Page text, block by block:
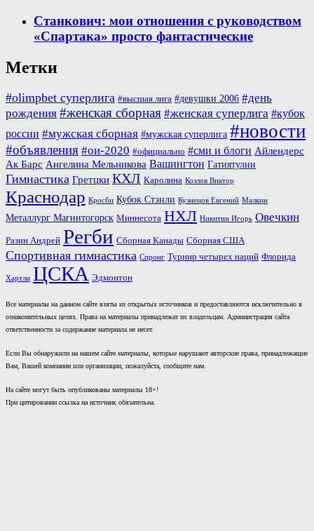
Станкович: мои отношения с руководством
«Спартака» просто фантастические
Метки
#olimpbet суперлига #высшая лига #девушки 2006 #день
рождения #женская сборная #женская суперлига #кубок
россии #мужская сборная #мужская суперлига #новости
#объявления #ои-2020 #официально #сми и блоги Айлендерс
Ак Барс Ангелина Мельникова Вашингтон Гатиятулин
Гимнастика Гретцки КХЛ Каролина Козлов Виктор
Краснодар Кросби Кубок Стэнли Кузнецов Евгений Малкин
Металлург Магнитогорск Миннесота НХЛ Никитин Игорь Овечкин
Разин Андрей Регби Сборная Канады Сборная США
Спортивная гимнастика Спронг Турнир четырех наций Флорида
Хартли ЦСКА Эдмонтон
Все материалы на данном сайте взяты из открытых источников и предоставляются исключительно в
ознакомительных целях. Права на материалы принадлежат их владельцам. Администрация сайта
ответственности за содержание материала не несет.
Если Вы обнаружили на нашем сайте материалы, которые нарушают авторские права, принадлежащие
Вам, Вашей компании или организации, пожалуйста, сообщите нам.
На сайте могут быть опубликованы материалы 18+!
При цитировании ссылка на источник обязательна.